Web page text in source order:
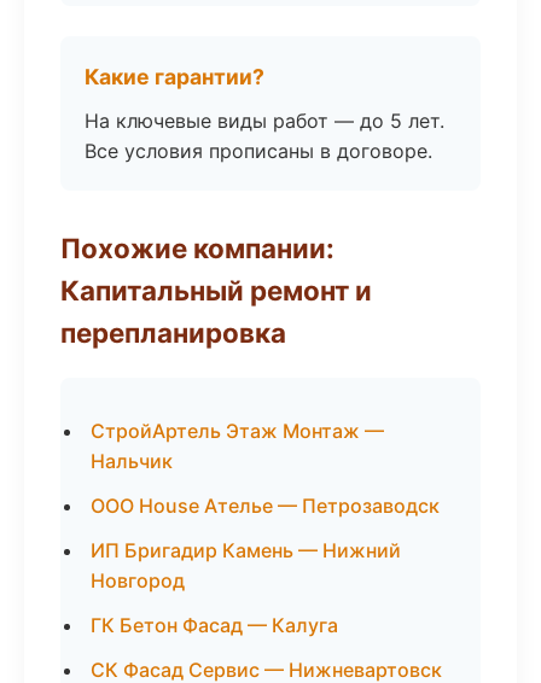
Какие гарантии?
На ключевые виды работ — до 5 лет.
Все условия прописаны в договоре.
Похожие компании:
Капитальный ремонт и
перепланировка
СтройАртель Этаж Монтаж —
Нальчик
ООО House Ателье — Петрозаводск
ИП Бригадир Камень — Нижний
Новгород
ГК Бетон Фасад — Калуга
СК Фасад Сервис — Нижневартовск